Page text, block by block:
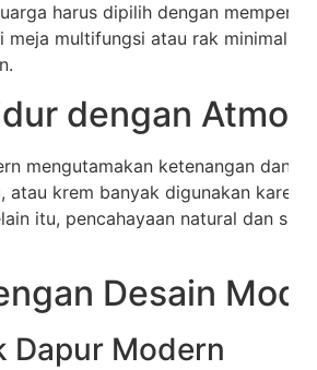
harus dipilih dengan
meja multifungsi atau rak minimalis
dengan
mengutamakan ketenangan dan
atau krem banyak digunakan
itu, pencahayaan natural dan
Desain
Dapur Modern